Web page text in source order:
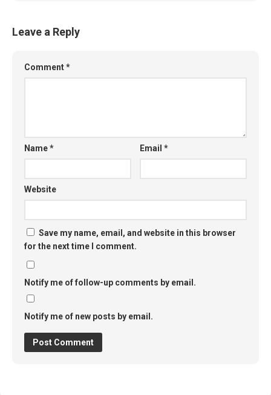
Leave a Reply
Comment*
Name* Email*
Website
Save my name, email, and website in this browser
for the next time I comment.
Notify me of follow-up comments by email.
Notify me of new posts by email.